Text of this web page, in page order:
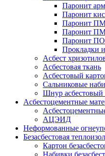
Паронит
Паронит
Паронит
Паронит
Паронит
Прокладки
Асбест
Асбестовая ткань
Асбестовый
Сальниковые
Шнур
Асбестоцементные
АЦЭИД
Неформованные
Безасбестовая
Картон
Набивки